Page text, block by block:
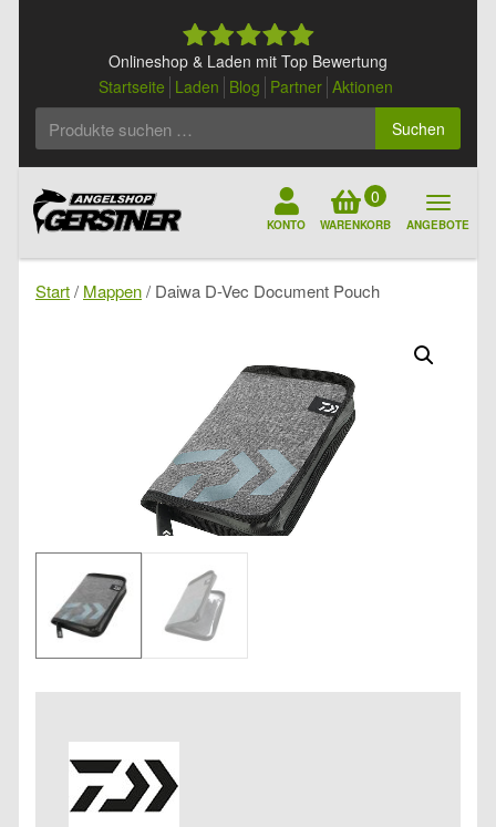
Onlineshop & Laden mit Top Bewertung
Startseite Laden Blog Partner Aktionen
Suchen
KONTO
0
WARENKORB ANGEBOTE
Start/ Mappen/ Daiwa D-Vec Document Pouch